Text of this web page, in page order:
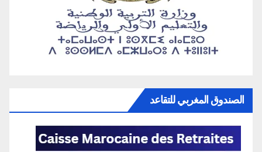
الصندوق المغربي للتقاعد